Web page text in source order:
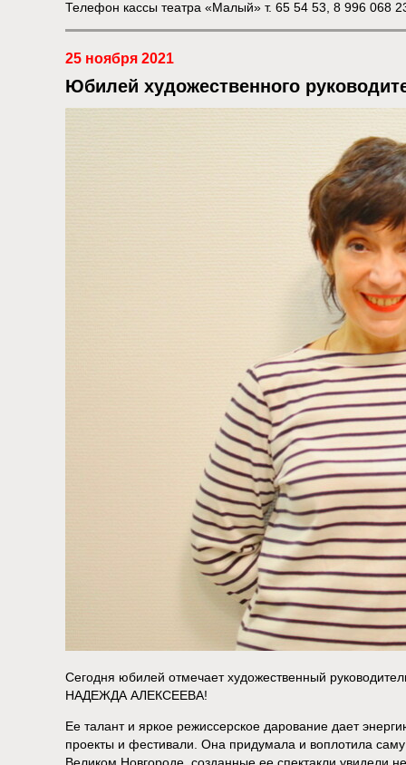
Телефон кассы театра «Малый» т. 65 54 53, 8 996 068
25 ноября 2021
Юбилей художественного
Сегодня юбилей отмечает художественный
НАДЕЖДА АЛЕКСЕЕВА!
Ее талант и яркое режиссерское дарование дает
проекты и фестивали. Она придумала и воплотила